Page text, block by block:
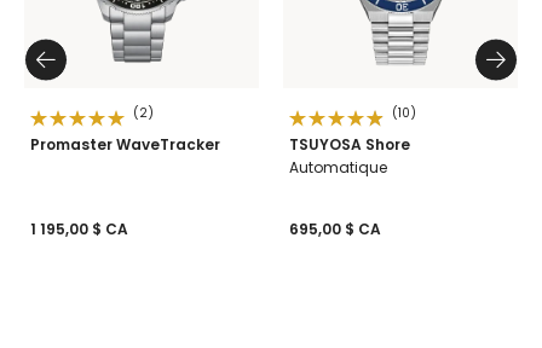
(2)
Promaster WaveTracker
1 195,00 $ CA
(10)
TSUYOSA Shore
Automatique
695,00 $ CA